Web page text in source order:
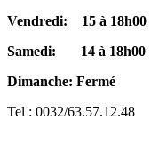
Vendredi: 15 à 18h00
Samedi: 14 à 18h00
Dimanche: Fermé
Tel : 0032/63.57.12.48